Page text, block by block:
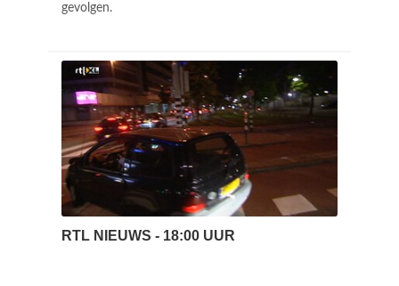
gevolgen.
RTL NIEUWS - 18:00 UUR